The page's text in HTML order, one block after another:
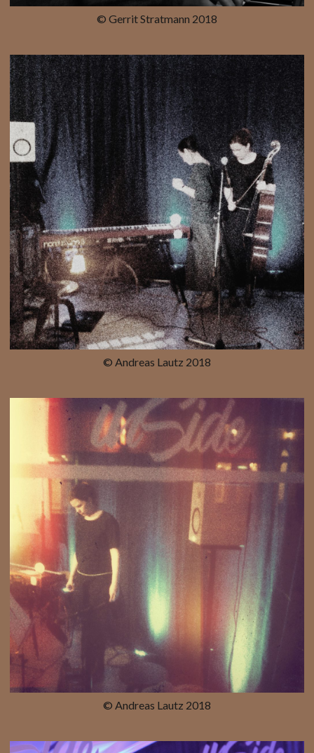
© Gerrit Stratmann 2018
© Andreas Lautz 2018
© Andreas Lautz 2018